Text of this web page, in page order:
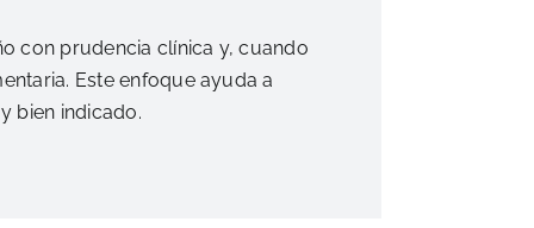
con prudencia clínica y, cuando
Este enfoque ayuda a
bien indicado.